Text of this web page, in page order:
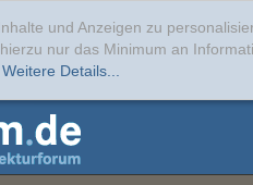
und Anzeigen zu
nur das Minimum an
Weitere Details...